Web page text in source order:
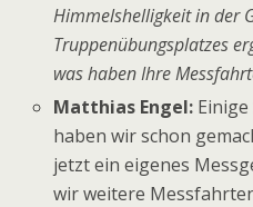
Himmelshelligkeit in der
Truppenübungsplatzes
was haben Ihre
Matthias Engel:
haben wir schon
jetzt ein eigenes
wir weitere